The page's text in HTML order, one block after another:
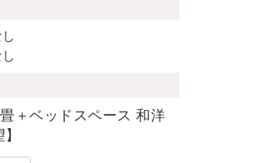
＋ベッドスペース 和洋